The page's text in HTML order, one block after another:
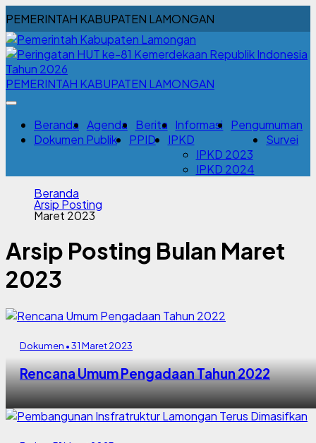
PEMERINTAH KABUPATEN LAMONGAN
PEMERINTAH KABUPATEN LAMONGAN
Beranda Agenda Berita Informasi
Pengumuman
Dokumen Publik
PPID
IPKD
IPKD 2023
IPKD 2024
Survei
Beranda
Arsip Posting
Maret 2023
Arsip Posting Bulan Maret
2023
Dokumen • 31 Maret 2023
Rencana Umum Pengadaan Tahun 2022